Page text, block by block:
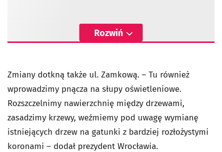
Rozwiń
Zmiany dotkną także ul. Zamkową. – Tu również
wprowadzimy pnącza na słupy oświetleniowe.
Rozszczelnimy nawierzchnię między drzewami,
zasadzimy krzewy, weźmiemy pod uwagę wymianę
istniejących drzew na gatunki z bardziej rozłożystymi
koronami – dodał prezydent Wrocławia.